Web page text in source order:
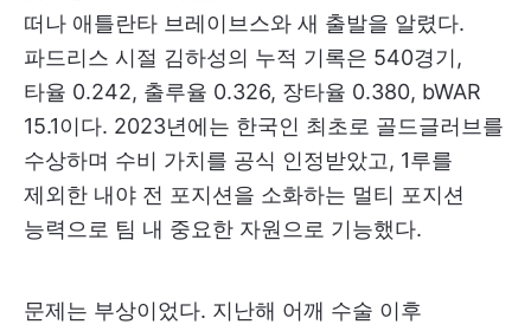
떠나 애틀란타 브레이브스와 새 출발을 알렸다.
파드리스 시절 김하성의 누적 기록은 540경기,
타율 0.242, 출루율 0.326, 장타율 0.380, bWAR
15.1이다. 2023년에는 한국인 최초로 골드글러브를
수상하며 수비 가치를 공식 인정받았고, 1루를
제외한 내야 전 포지션을 소화하는 멀티 포지션
능력으로 팀 내 중요한 자원으로 기능했다.
문제는 부상이었다. 지난해 어깨 수술 이후